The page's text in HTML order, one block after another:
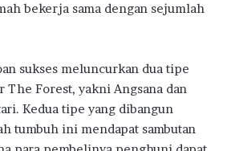
bekerja sama dengan sejumlah
sukses meluncurkan dua tipe
The Forest, yakni Angsana dan
Kedua tipe yang dibangun
tumbuh ini mendapat sambutan